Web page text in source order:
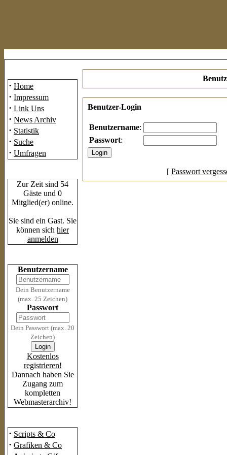
· Home
· Impressum
· Link Uns
· News Archiv
· Statistik
· Suche
· Umfragen
Zur Zeit sind 54
Gäste und 0
Mitglied(er) online.
Sie sind ein Gast. Sie
können sich hier
anmelden
Benutzername
Dein Benutzername
(max. 25 Zeichen)
Passwort
Dein Passwort (max. 20
Zeichen)
Kostenlos
registrieren!
Dannach haben Sie
Zugang zum
kompletten
Webmasterarchiv!
· Scripts & Co
· Grafiken & Co
Benutzer-Login
Benutzername:
Passwort:
[ Passwort